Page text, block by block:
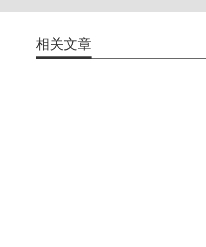
相关文章